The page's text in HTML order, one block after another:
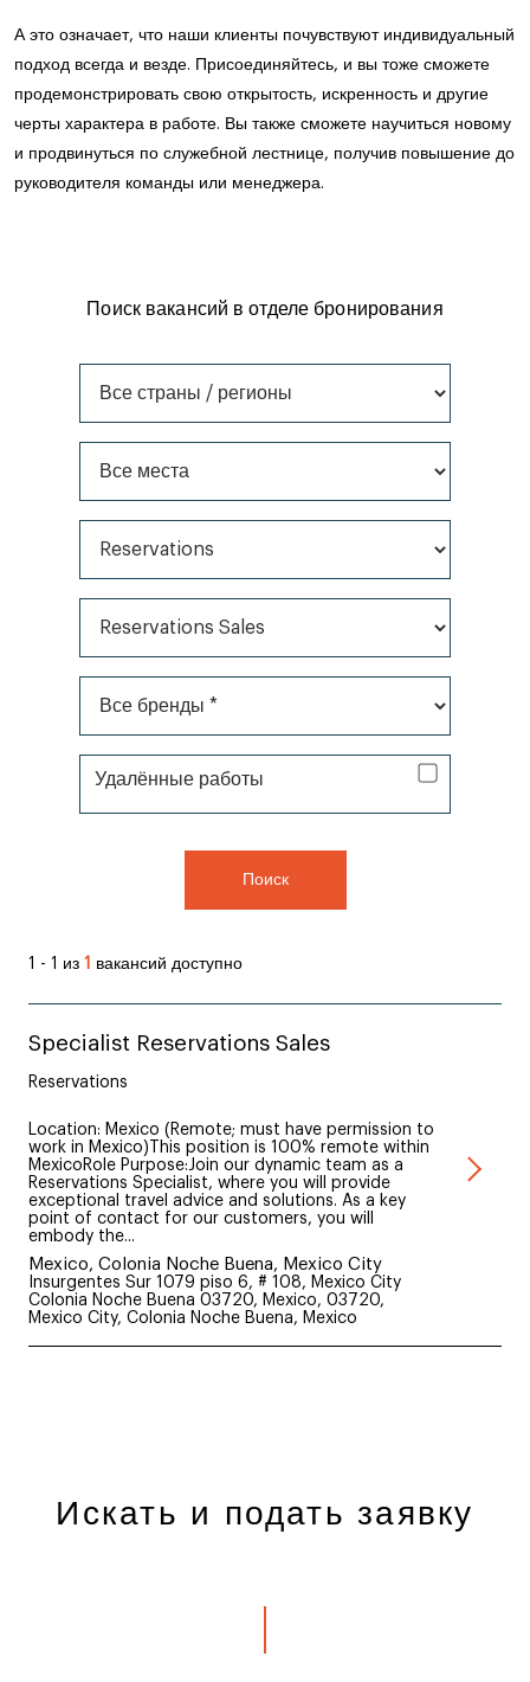
А это означает, что наши клиенты почувствуют индивидуальный
подход всегда и везде. Присоединяйтесь, и вы тоже сможете
продемонстрировать свою открытость, искренность и другие
черты характера в работе. Вы также сможете научиться новому
и продвинуться по служебной лестнице, получив повышение до
руководителя команды или менеджера.
Поиск вакансий в отделе бронирования
Все страны / регионы
Все бренды *
Удаленная работа
Удалённые работы
Поиск
1 - 1 из 1 вакансий доступно
Specialist Reservations Sales
Reservations
Location: Mexico (Remote; must have permission to
work in Mexico)This position is 100% remote within
MexicoRole Purpose:Join our dynamic team as a
Reservations Specialist, where you will provide
exceptional travel advice and solutions. As a key
point of contact for our customers, you will
embody the...
Mexico, Colonia Noche Buena, Mexico City
Insurgentes Sur 1079 piso 6, # 108, Mexico City
Colonia Noche Buena 03720, Mexico, 03720,
Mexico City, Colonia Noche Buena, Mexico
Искать и подать заявку